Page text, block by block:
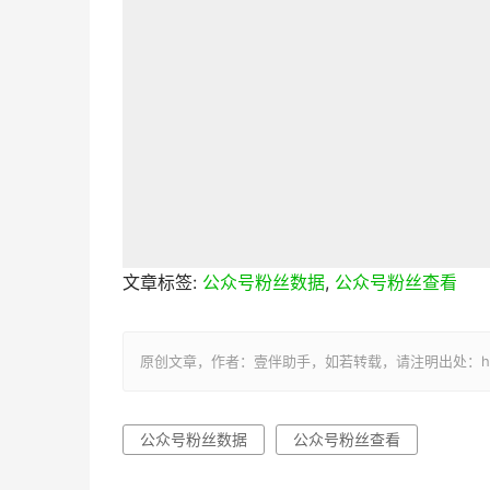
文章标签: 公众号粉丝数据, 公众号粉丝查看
原创文章，作者：壹伴助手，如若转载，请注明出处
公众号粉丝数据 公众号粉丝查看